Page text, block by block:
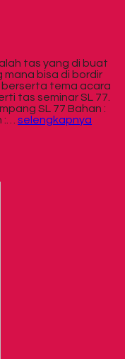
tas yang di buat
mana bisa di bordir
tema acara
tas seminar SL 77.
SL 77 Bahan :
:… selengkapnya